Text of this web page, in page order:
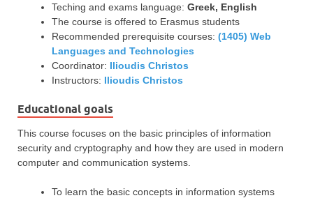
Teching and exams language: Greek, English
The course is offered to Erasmus students
Recommended prerequisite courses: (1405) Web
Languages and Technologies
Coordinator: Ilioudis Christos
Instructors: Ilioudis Christos
Educational goals
This course focuses on the basic principles of information
security and cryptography and how they are used in modern
computer and communication systems.
To learn the basic concepts in information systems